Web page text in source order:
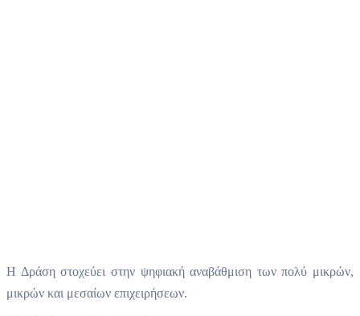
Η Δράση στοχεύει στην ψηφιακή αναβάθμιση των πολύ μικρών,
μικρών και μεσαίων επιχειρήσεων.